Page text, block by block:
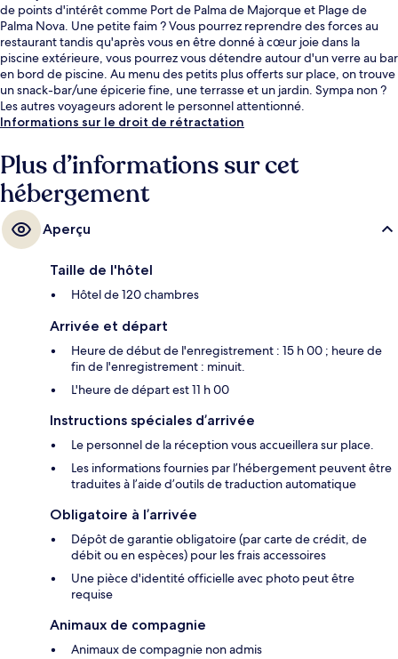
de points d'intérêt comme Port de Palma de Majorque et Plage de
Palma Nova. Une petite faim ? Vous pourrez reprendre des forces au
restaurant tandis qu'après vous en être donné à cœur joie dans la
piscine extérieure, vous pourrez vous détendre autour d'un verre au bar
en bord de piscine. Au menu des petits plus offerts sur place, on trouve
un snack-bar/une épicerie fine, une terrasse et un jardin. Sympa non ?
Les autres voyageurs adorent le personnel attentionné.
Informations sur le droit de rétractation
Plus d’informations sur cet
hébergement
Aperçu
Taille de l'hôtel
Hôtel de 120 chambres
Arrivée et départ
Heure de début de l'enregistrement : 15 h 00 ; heure de
fin de l'enregistrement : minuit.
L'heure de départ est 11 h 00
Instructions spéciales d’arrivée
Le personnel de la réception vous accueillera sur place.
Les informations fournies par l’hébergement peuvent être
traduites à l’aide d’outils de traduction automatique
Obligatoire à l’arrivée
Dépôt de garantie obligatoire (par carte de crédit, de
débit ou en espèces) pour les frais accessoires
Une pièce d'identité officielle avec photo peut être
requise
Animaux de compagnie
Animaux de compagnie non admis